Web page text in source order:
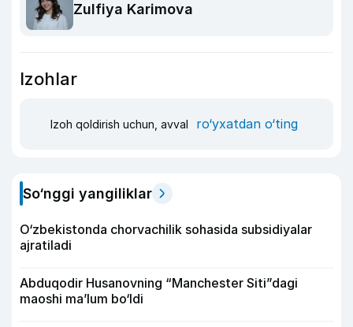
Zulfiya Karimova
Izohlar
Izoh qoldirish uchun, avval ro‘yxatdan o‘ting
So‘nggi yangiliklar
O‘zbekistonda chorvachilik sohasida subsidiyalar
ajratiladi
Abduqodir Husanovning “Manchester Siti”dagi
maoshi ma’lum bo‘ldi